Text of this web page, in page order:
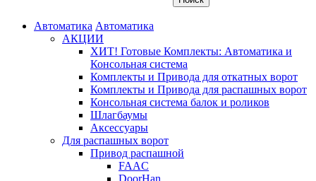
Автоматика Автоматика
АКЦИИ
ХИТ! Готовые Комплекты: Автоматика и
Консольная система
Комплекты и Привода для откатных ворот
Комплекты и Привода для распашных ворот
Консольная система балок и роликов
Шлагбаумы
Аксессуары
Для распашных ворот
Привод распашной
FAAC
DoorHan